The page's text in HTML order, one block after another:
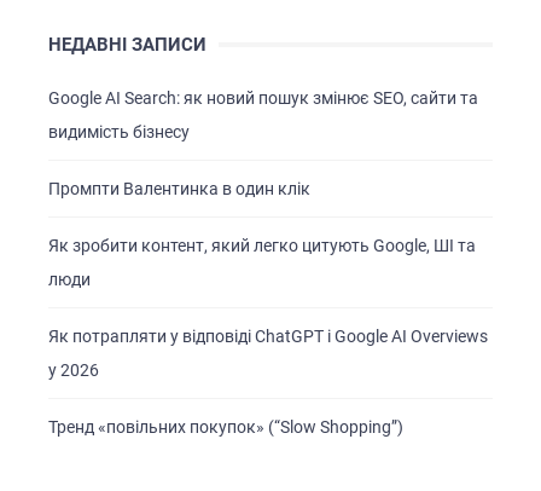
НЕДАВНІ ЗАПИСИ
Google AI Search: як новий пошук змінює SEO, сайти та
видимість бізнесу
Промпти Валентинка в один клік
Як зробити контент, який легко цитують Google, ШІ та
люди
Як потрапляти у відповіді ChatGPT і Google AI Overviews
у 2026
Тренд «повільних покупок» (“Slow Shopping”)
ГОЛОВНА
ПОСЛУГИ
БРИФИ